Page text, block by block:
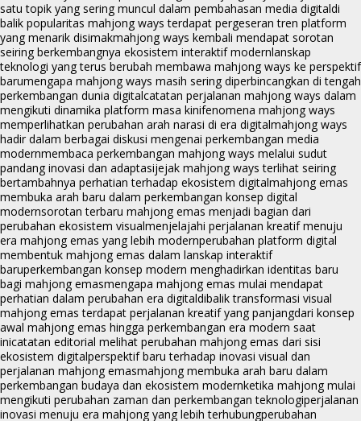
satu topik yang sering muncul dalam pembahasan media digitaldi
balik popularitas mahjong ways terdapat pergeseran tren platform
yang menarik disimakmahjong ways kembali mendapat sorotan
seiring berkembangnya ekosistem interaktif modernlanskap
teknologi yang terus berubah membawa mahjong ways ke perspektif
barumengapa mahjong ways masih sering diperbincangkan di tengah
perkembangan dunia digitalcatatan perjalanan mahjong ways dalam
mengikuti dinamika platform masa kinifenomena mahjong ways
memperlihatkan perubahan arah narasi di era digitalmahjong ways
hadir dalam berbagai diskusi mengenai perkembangan media
modernmembaca perkembangan mahjong ways melalui sudut
pandang inovasi dan adaptasijejak mahjong ways terlihat seiring
bertambahnya perhatian terhadap ekosistem digitalmahjong emas
membuka arah baru dalam perkembangan konsep digital
modernsorotan terbaru mahjong emas menjadi bagian dari
perubahan ekosistem visualmenjelajahi perjalanan kreatif menuju
era mahjong emas yang lebih modernperubahan platform digital
membentuk mahjong emas dalam lanskap interaktif
baruperkembangan konsep modern menghadirkan identitas baru
bagi mahjong emasmengapa mahjong emas mulai mendapat
perhatian dalam perubahan era digitaldibalik transformasi visual
mahjong emas terdapat perjalanan kreatif yang panjangdari konsep
awal mahjong emas hingga perkembangan era modern saat
inicatatan editorial melihat perubahan mahjong emas dari sisi
ekosistem digitalperspektif baru terhadap inovasi visual dan
perjalanan mahjong emasmahjong membuka arah baru dalam
perkembangan budaya dan ekosistem modernketika mahjong mulai
mengikuti perubahan zaman dan perkembangan teknologiperjalanan
inovasi menuju era mahjong yang lebih terhubungperubahan